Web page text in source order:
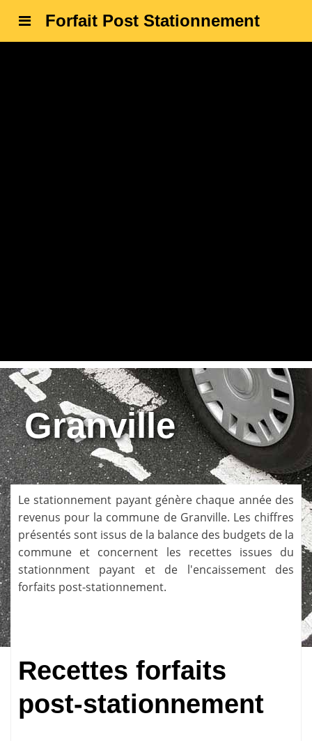
Forfait Post Stationnement
Granville
Le stationnement payant génère chaque année des
revenus pour la commune de Granville. Les chiffres
présentés sont issus de la balance des budgets de la
commune et concernent les recettes issues du
stationnment payant et de l'encaissement des
forfaits post-stationnement.
Recettes forfaits
post-stationnement